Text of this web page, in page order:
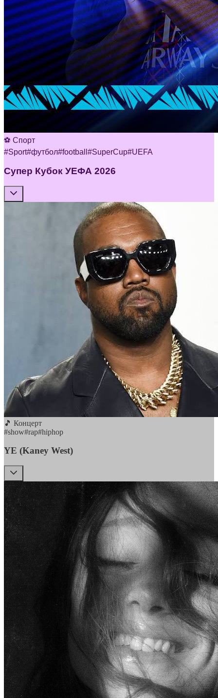
⚽ Спорт
#Sport#футбол#football #SuperCup#UEFA
Супер Кубок УЕФА 2026
🎵 Концерт
#show#rap#hiphop
YE (Kaney West)